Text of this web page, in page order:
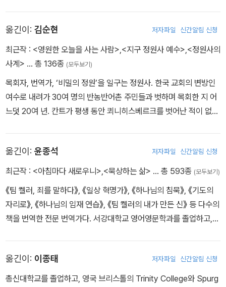
떳떳한 이들 사이에 끼지 못하네.
악인들의 종착지는 구렁텅이일 뿐.“
_시편 1편
“너희는 피곤하고 지쳤느냐? 종교생활에 탈진했느냐? 나에게 오너
라. 나와 함께 길을 나서면 너희 삶은 회복될 것이다. 내가 너희에게
너희에게 무겁거나 맞지 않는 짐을 지우지 않는다. 나와 함께 있으면
자유롭고 가볍게 사는 법을 배울 것이다.”
“여러분의 매일의 삶, 일상의 삶─자고 먹고 일하고 노는 모든 삶─을
하나님께 헌물로 드리십시오. 하나님께서 여러분을 위해 하시는 일을
받아들이는 것이, 바로 여러분이 그분을 위해 할 수 있는 최선의 일입
니다. 문화에 너무 잘 순응하여 아무 생각 없이 동화되어 버리는 일이
그러면 속에서부터 변화가 일어날 것입니다. 그분께서 여러분에게 바
사 안수를 받았다. 1959년부터 뉴욕 신학교에서 성경 원어와 성경을
가르치며, 뉴욕시 화이트 플레인스 장로교회 협동목사로 사역했다(이
시기 동안 목회자로서의 정체성과 소명을 깨닫는다). 1962년, 교수
왕 장로교회’를 시작하여 이후 29년간 목사로 섬겼다. 1993년부터 2
006년까지 캐나다 밴쿠버에 있는 리젠트 칼리지에서 영성 신학을 가
르쳤다. 2018년 10월 22일 “자, 이제 가자”(Let’s go)라는 마지막
말을 남기며 여든다섯의 나이로 이 땅에서의 ‘순례 여행’을 마감했다.
주요 저서로는 성경을 오늘의 일상의 언어로 번역한 『메시지』 외에,
록 설교』『잘 산다는 것』『아침마다 새로우니』『길 위의 빛, 예수 그리
스도』(복 있는 사람), 『한 길 가는 순례자』『주와 함께 달려가리이다』
『다윗: 현실에 뿌리박은 영성』『유진 피터슨의 영성 시리즈』(IVP),
『유진 피터슨 목회 멘토링 시리즈』(포이에마) 등이 있다.
옮긴이: 김순현 저자파일 신간알림 신청
최근작 : <영원한 오늘을 사는 사람>,<지구 정원사 예수>,<정원사의
사계> … 총 136종 (모두보기)
목회자, 번역가, ‘비밀의 정원’을 일구는 정원사. 한국 교회의 변방인
여수로 내려가 30여 명의 반농반어촌 주민들과 벗하며 목회한 지 어
느덧 20여 년. 칸트가 평생 동안 쾨니히스베르크를 벗어난 적이 없으
한편 생명을 아끼시는 하나님의 마음을 깊이 체득한 정원사의 삶을
살고 있다. 저자는 우리가 딛고 선 삶터와 우리를 둘러싼 환경을 하나
껏 일구고 보살펴, 낙원을 얼핏 보여 주는 정원으로 만드는 것이 ‘정원
사의 소임’이라 여긴다. “세계적으로 생각하고 지역적으로 행동하
라”에 맞춤한 삶이다. 150평 정도의 교회 텃밭을 일구어 만든 갈릴리
교회 ‘비밀의 정원’은 지친 이들의 쉼터, 고단한 이들의 해방구가 되었
다. 국립수목원에서 발간한 《가장 가보고 싶은 정원 100》(국립수목
연대가 갈릴리교회를 ‘녹색교회’로 선정했다. 감리교신학대학교와 같
옮긴이: 윤종석 저자파일 신간알림 신청
최근작 : <아침마다 새로우니>,<묵상하는 삶> … 총 593종 (모두보기)
《팀 켈러, 죄를 말하다》, 《일상 혁명가》, 《하나님의 침묵》, 《기도의
자리로》, 《하나님의 임재 연습》, 《팀 켈러의 내가 만든 신》 등 다수의
책을 번역한 전문 번역가다. 서강대학교 영어영문학과를 졸업하고,
옮긴이: 이종태 저자파일 신간알림 신청
총신대학교를 졸업하고, 영국 브리스톨의 Trinity College와 Spurg